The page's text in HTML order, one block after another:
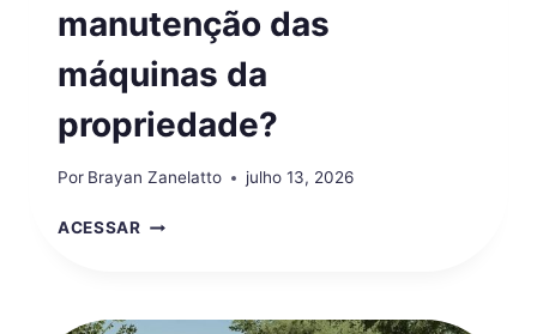
manutenção das
máquinas da
propriedade?
Por Brayan Zanelatto julho 13, 2026
ACESSARCOMO
DAS